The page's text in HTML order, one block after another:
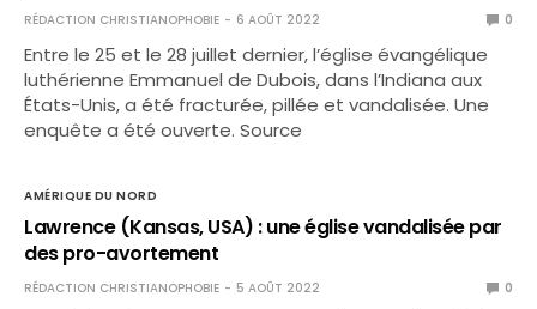
RÉDACTION CHRISTIANOPHOBIE 6 AOÛT 2022 0
Entre le 25 et le 28 juillet dernier, l’église évangélique
luthérienne Emmanuel de Dubois, dans l’Indiana aux
États-Unis, a été fracturée, pillée et vandalisée. Une
enquête a été ouverte. Source
AMÉRIQUE DU NORD
Lawrence (Kansas, USA) : une église vandalisée par
des pro-avortement
RÉDACTION CHRISTIANOPHOBIE 5 AOÛT 2022 0